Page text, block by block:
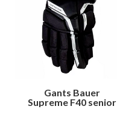
Gants Bauer
Supreme F40 senior